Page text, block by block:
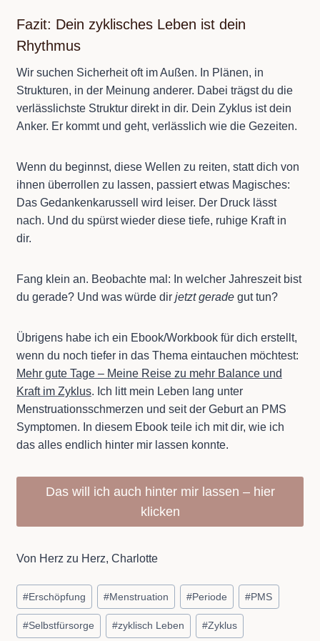
Fazit: Dein zyklisches Leben ist dein
Rhythmus
Wir suchen Sicherheit oft im Außen. In Plänen, in
Strukturen, in der Meinung anderer. Dabei trägst du die
verlässlichste Struktur direkt in dir. Dein Zyklus ist dein
Anker. Er kommt und geht, verlässlich wie die Gezeiten.
Wenn du beginnst, diese Wellen zu reiten, statt dich von
ihnen überrollen zu lassen, passiert etwas Magisches:
Das Gedankenkarussell wird leiser. Der Druck lässt
nach. Und du spürst wieder diese tiefe, ruhige Kraft in
dir.
Fang klein an. Beobachte mal: In welcher Jahreszeit bist
du gerade? Und was würde dir jetzt geradegut tun?
Übrigens habe ich ein Ebook/Workbook für dich erstellt,
wenn du noch tiefer in das Thema eintauchen möchtest:
Mehr gute Tage – Meine Reise zu mehr Balance und
Kraft im Zyklus. Ich litt mein Leben lang unter
Menstruationsschmerzen und seit der Geburt an PMS
Symptomen. In diesem Ebook teile ich mit dir, wie ich
das alles endlich hinter mir lassen konnte.
Das will ich auch hinter mir lassen – hier
klicken
Von Herz zu Herz, Charlotte
Schlagworte:
#Erschöpfung #Menstruation #Periode #PMS
#Selbstfürsorge #zyklisch Leben #Zyklus